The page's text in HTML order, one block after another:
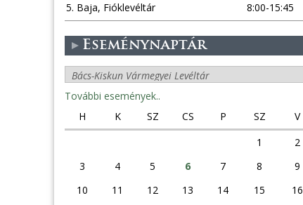
5. Baja, Fióklevéltár
8:00-15:45
Eseménynaptár
További események..
H
K SZ CS P SZ
V
1
2
3
4 5 6 7 8
9
10
11 12 13 14 15
16